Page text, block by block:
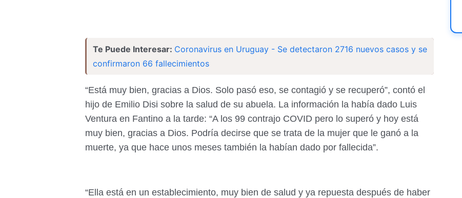
Te Puede Interesar: Coronavirus en Uruguay - Se detectaron 2716 nuevos casos y se
confirmaron 66 fallecimientos
“Está muy bien, gracias a Dios. Solo pasó eso, se contagió y se recuperó”, contó el
hijo de Emilio Disi sobre la salud de su abuela. La información la había dado Luis
Ventura en Fantino a la tarde: “A los 99 contrajo COVID pero lo superó y hoy está
muy bien, gracias a Dios. Podría decirse que se trata de la mujer que le ganó a la
muerte, ya que hace unos meses también la habían dado por fallecida”.
“Ella está en un establecimiento, muy bien de salud y ya repuesta después de haber